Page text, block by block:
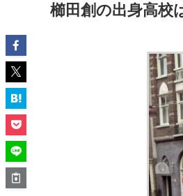
櫛田創の出身高校